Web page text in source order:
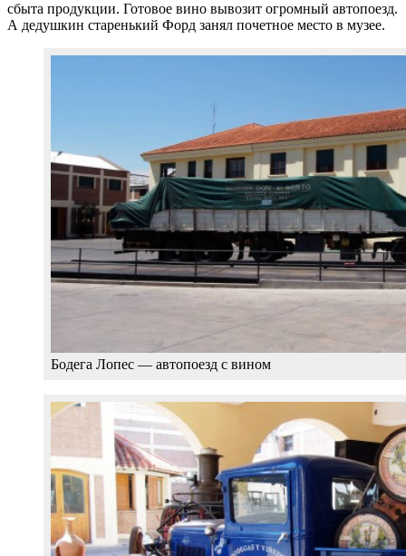
сбыта продукции. Готовое вино вывозит огромный автопоезд.
А дедушкин старенький Форд занял почетное место в музее.
Бодега Лопес — автопоезд с вином